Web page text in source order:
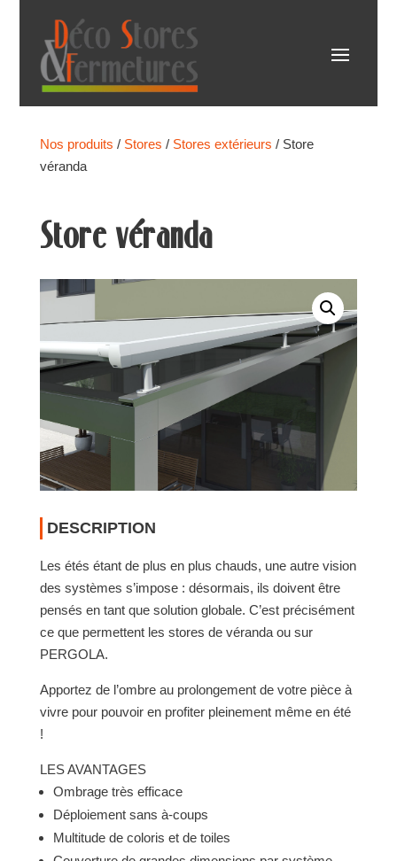
Nos produits / Stores / Stores extérieurs / Store
véranda
Store véranda
DESCRIPTION
Les étés étant de plus en plus chauds, une autre vision
des systèmes s’im­pose : désor­mais, ils doivent être
pensés en tant que solu­tion globale. C’est précisé­ment
ce que permet­tent les stores de véranda ou sur
PERGOLA.
Apportez de l’ombre au prolon­ge­ment de votre pièce à
vivre pour pouvoir en profiter plei­ne­ment même en été
!
LES AVAN­TAGES
Ombrage très effi­cace
Déplo­ie­ment sans à-coups
Multi­tude de coloris et de toiles